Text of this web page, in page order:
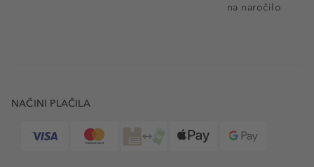
na naročilo
NAČINI PLAČILA